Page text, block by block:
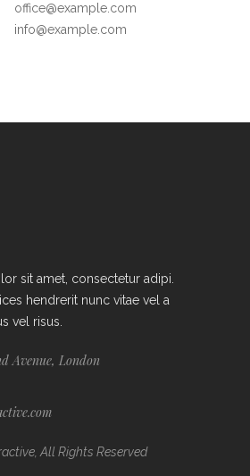
office@example.com
info@example.com
sit amet, consectetur adipi.
hendrerit nunc vitae vel a
vel risus.
Avenue, London
All Rights Reserved